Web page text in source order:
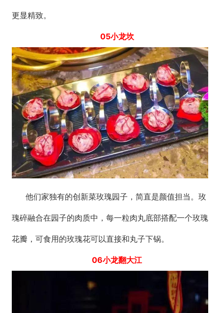
更显精致。
05小龙坎
他们家独有的创新菜玫瑰园子，简直是颜值担当。玫
瑰碎融合在园子的肉质中，每一粒肉丸底部搭配一个玫瑰
花瓣，可食用的玫瑰花可以直接和丸子下锅。
06小龙翻大江